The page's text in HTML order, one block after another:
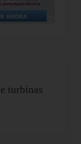
turbinas